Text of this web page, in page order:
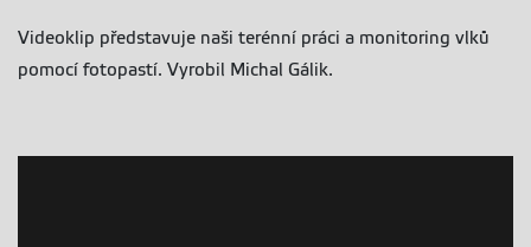
Videoklip představuje naši terénní práci a monitoring vlků
pomocí fotopastí. Vyrobil Michal Gálik.